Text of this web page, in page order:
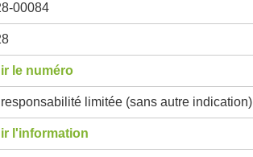
00084
le numéro
limitée (sans autre indication)
l'information